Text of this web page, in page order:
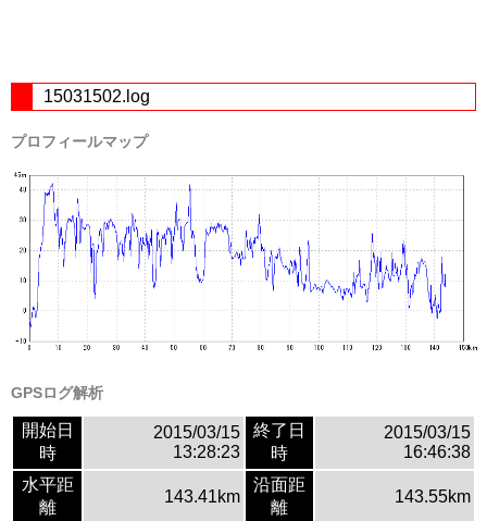
15031502.log
プロフィールマップ
GPSログ解析
開始日
時
2015/03/15
13:28:23
終了日
時
2015/03/15
16:46:38
水平距
離
143.41km
沿面距
離
143.55km